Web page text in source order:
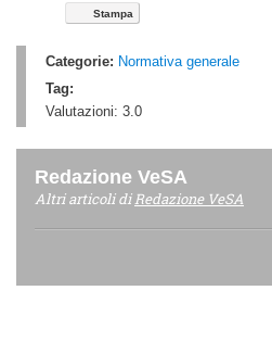
Stampa
Categorie: Normativa generale
Tag:
Valutazioni: 3.0
Redazione VeSA
Altri articoli diRedazione VeSA